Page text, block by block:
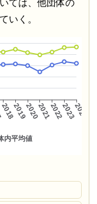
ては、他団体の
いく。